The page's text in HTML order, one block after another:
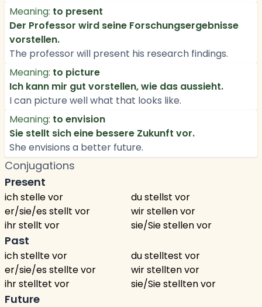
Meaning: to present
Der Professor wird seine Forschungsergebnisse
vorstellen.
The professor will present his research findings.
Meaning: to picture
Ich kann mir gut vorstellen, wie das aussieht.
I can picture well what that looks like.
Meaning: to envision
Sie stellt sich eine bessere Zukunft vor.
She envisions a better future.
Conjugations
Present
ich stelle vor
du stellst vor
er/sie/es stellt vor
wir stellen vor
ihr stellt vor
sie/Sie stellen vor
Past
ich stellte vor
du stelltest vor
er/sie/es stellte vor
wir stellten vor
ihr stelltet vor
sie/Sie stellten vor
Future